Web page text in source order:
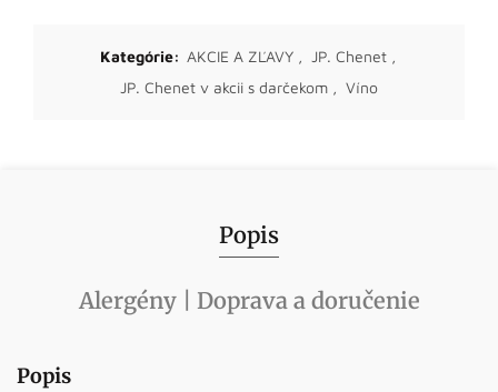
Kategórie: AKCIE A ZĽAVY , JP. Chenet ,
JP. Chenet v akcii s darčekom , Víno
Popis
Alergény | Doprava a doručenie
Popis